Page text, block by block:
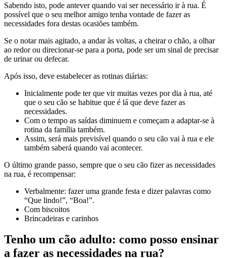
Sabendo isto, pode antever quando vai ser necessário ir à rua. É
possível que o seu melhor amigo tenha vontade de fazer as
necessidades fora destas ocasiões também.
Se o notar mais agitado, a andar às voltas, a cheirar o chão, a olhar
ao redor ou direcionar-se para a porta, pode ser um sinal de precisar
de urinar ou defecar.
Após isso, deve estabelecer as rotinas diárias:
Inicialmente pode ter que vir muitas vezes por dia à rua, até
que o seu cão se habitue que é lá que deve fazer as
necessidades.
Com o tempo as saídas diminuem e começam a adaptar-se à
rotina da família também.
Assim, será mais previsível quando o seu cão vai à rua e ele
também saberá quando vai acontecer.
O último grande passo, sempre que o seu cão fizer as necessidades
na rua, é recompensar:
Verbalmente: fazer uma grande festa e dizer palavras como
“Que lindo!”, “Boa!”.
Com biscoitos
Brincadeiras e carinhos
Tenho um cão adulto: como posso ensinar
a fazer as necessidades na rua?